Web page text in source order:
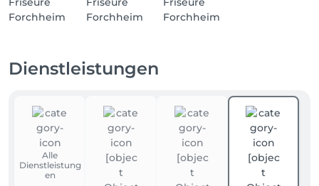
Dienstleistungen
Alle
Dienstleistung
en